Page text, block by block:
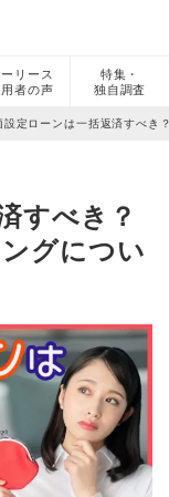
リース
者の声
特集・
独自調査
設定ローンは一括返済すべき
すべき？
グについ